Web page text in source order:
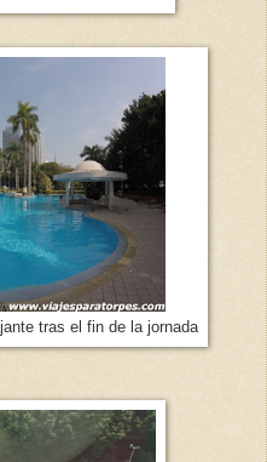
tras el fin de la jornada